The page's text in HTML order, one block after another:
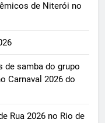
de Niterói no
de samba do grupo
Carnaval 2026 do
Rua 2026 no Rio de